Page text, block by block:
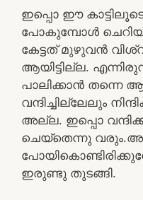
ഇപ്പൊ ഈ
പോകുമ്പോൾ ചെറിയ
കേട്ടത് മുഴുവൻ
ആയിട്ടില്ല.
പാലിക്കാൻ
വന്ദിച്ചില്ലേലും
അല്ല. ഇപ്പൊ
ചെയ്തെന്നു
ഇരുണ്ടു തുടങ്ങി.